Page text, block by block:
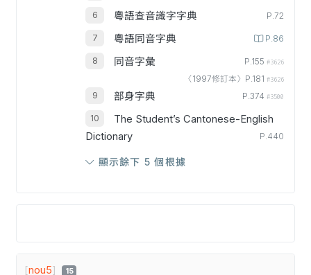
粵語查音識字字典 P.72
粵語同音字典 P.86
同音字彙 P.155 #3626
〈1997修訂本〉P.181 #3626
部身字典 P.374 #3500
The Student’s Cantonese-English
Dictionary
P.440
顯示餘下 5 個根據
[nou5] 15